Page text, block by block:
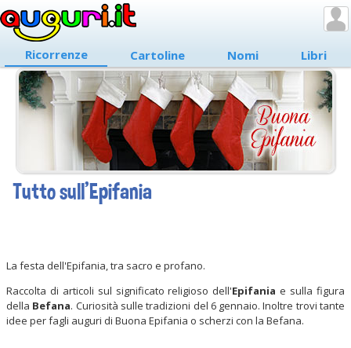
Ricorrenze Cartoline Nomi Libri
Tutto sull'Epifania
La festa dell'Epifania, tra sacro e profano.
Raccolta di articoli sul significato religioso dell'Epifania e sulla figura
della Befana. Curiosità sulle tradizioni del 6 gennaio. Inoltre trovi tante
idee per fagli auguri di Buona Epifania o scherzi con la Befana.